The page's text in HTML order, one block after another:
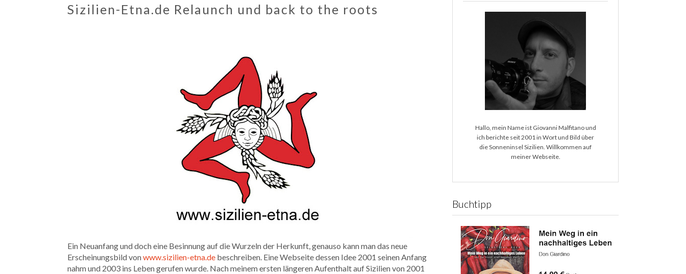
Sizilien-Etna.de Relaunch und back to the roots
Ein Neuanfang und doch eine Besinnung auf die Wurzeln der Herkunft, genauso kann man das neue
Erscheinungsbild vonwww.sizilien-etna.de beschreiben. Eine Webseite dessen Idee 2001 seinen Anfang
nahm und 2003 ins Leben gerufen wurde. Nach meinem ersten längeren Aufenthalt auf Sizilien von 2001
Hallo, mein Name ist Giovanni Malfitano und
ich berichte seit 2001 in Wort und Bild über
die Sonneninsel Sizilien. Willkommen auf
meiner Webseite.
Buchtipp